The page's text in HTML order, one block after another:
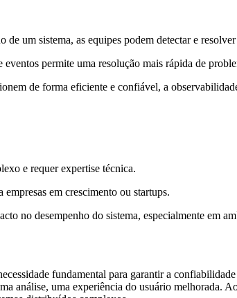
um sistema, as equipes podem detectar e
eventos permite uma resolução mais rápida de
de forma eficiente e confiável, a
e requer expertise técnica.
em crescimento ou startups.
no desempenho do sistema, especialmente em
fundamental para garantir a
análise, uma experiência do usuário melhorada.